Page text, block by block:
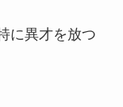
に異才を放つ